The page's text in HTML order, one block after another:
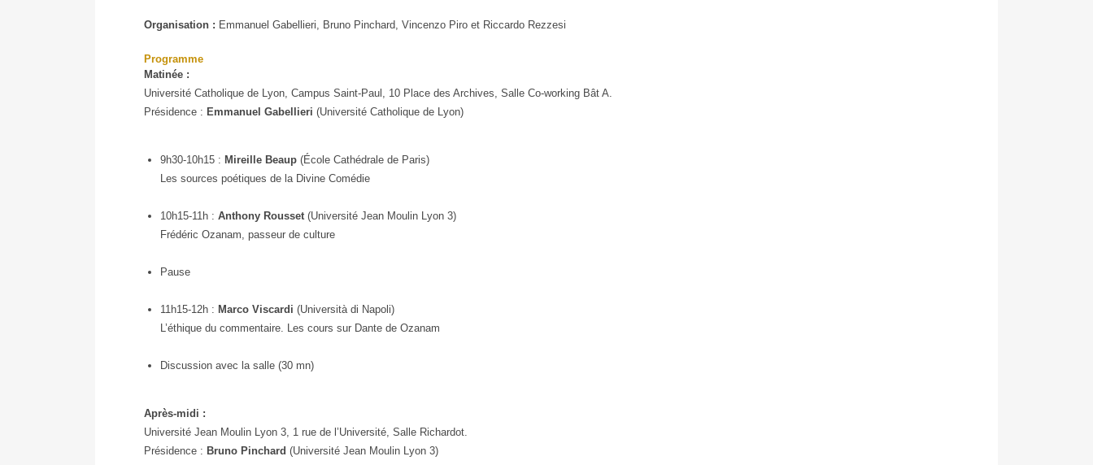
Organisation : Emmanuel Gabellieri, Bruno Pinchard, Vincenzo Piro et Riccardo Rezzesi
Programme
Matinée :
Université Catholique de Lyon, Campus Saint-Paul, 10 Place des Archives, Salle Co-working Bât A.
Présidence : Emmanuel Gabellieri (Université Catholique de Lyon)
9h30-10h15 : Mireille Beaup (École Cathédrale de Paris)
Les sources poétiques de la Divine Comédie
10h15-11h : Anthony Rousset (Université Jean Moulin Lyon 3)
Frédéric Ozanam, passeur de culture
Pause
11h15-12h : Marco Viscardi (Università di Napoli)
L’éthique du commentaire. Les cours sur Dante de Ozanam
Discussion avec la salle (30 mn)
Après-midi :
Université Jean Moulin Lyon 3, 1 rue de l’Université, Salle Richardot.
Présidence : Bruno Pinchard (Université Jean Moulin Lyon 3)